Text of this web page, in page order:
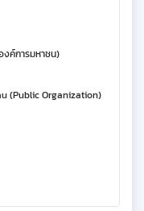
งค์การมหาชน)
(Public Organization)